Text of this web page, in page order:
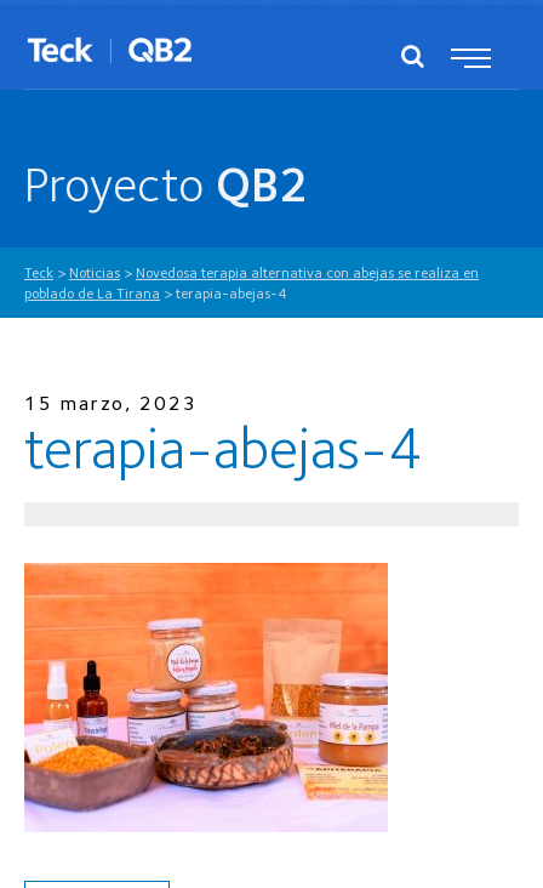
Proyecto QB2
Teck > Noticias > Novedosa terapia alternativa con abejas se realiza en
poblado de La Tirana > terapia-abejas-4
15 marzo, 2023
terapia-abejas-4